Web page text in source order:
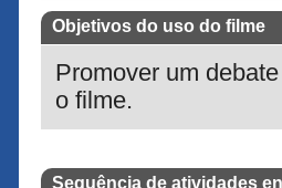
Objetivos do uso do filme
Promover um
o filme.
Sequência de atividades